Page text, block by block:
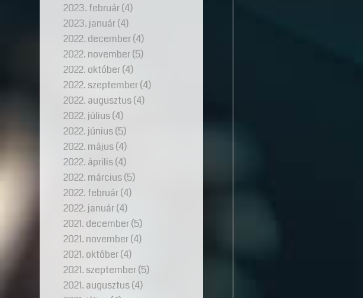
2023. február(4)
2023. január(4)
2022. december(4)
2022. november(5)
2022. október(4)
2022. szeptember(4)
2022. augusztus(4)
2022. július(4)
2022. június(5)
2022. május(4)
2022. április(4)
2022. március(5)
2022. február(4)
2022. január(4)
2021. december(5)
2021. november(4)
2021. október(4)
2021. szeptember(5)
2021. augusztus(4)